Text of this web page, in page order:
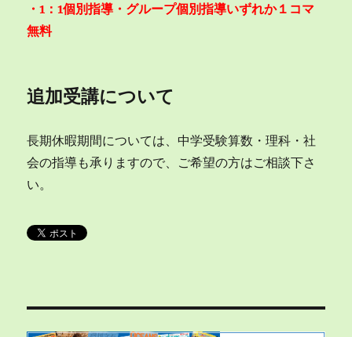
・1：1個別指導・グループ個別指導いずれか１コマ
無料
追加受講について
長期休暇期間については、中学受験算数・理科・社
会の指導も承りますので、ご希望の方はご相談下さ
い。